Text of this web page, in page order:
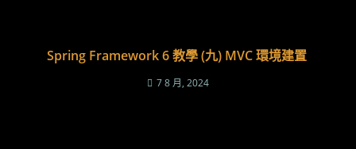
Spring Framework 6 教學 (九) MVC 環境建置
7 8 月, 2024